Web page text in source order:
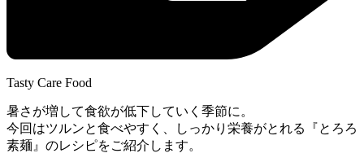
Tasty Care Food
暑さが増して食欲が低下していく季節に。
今回はツルンと食べやすく、しっかり栄養がとれる『とろろ
素麺』のレシピをご紹介します。